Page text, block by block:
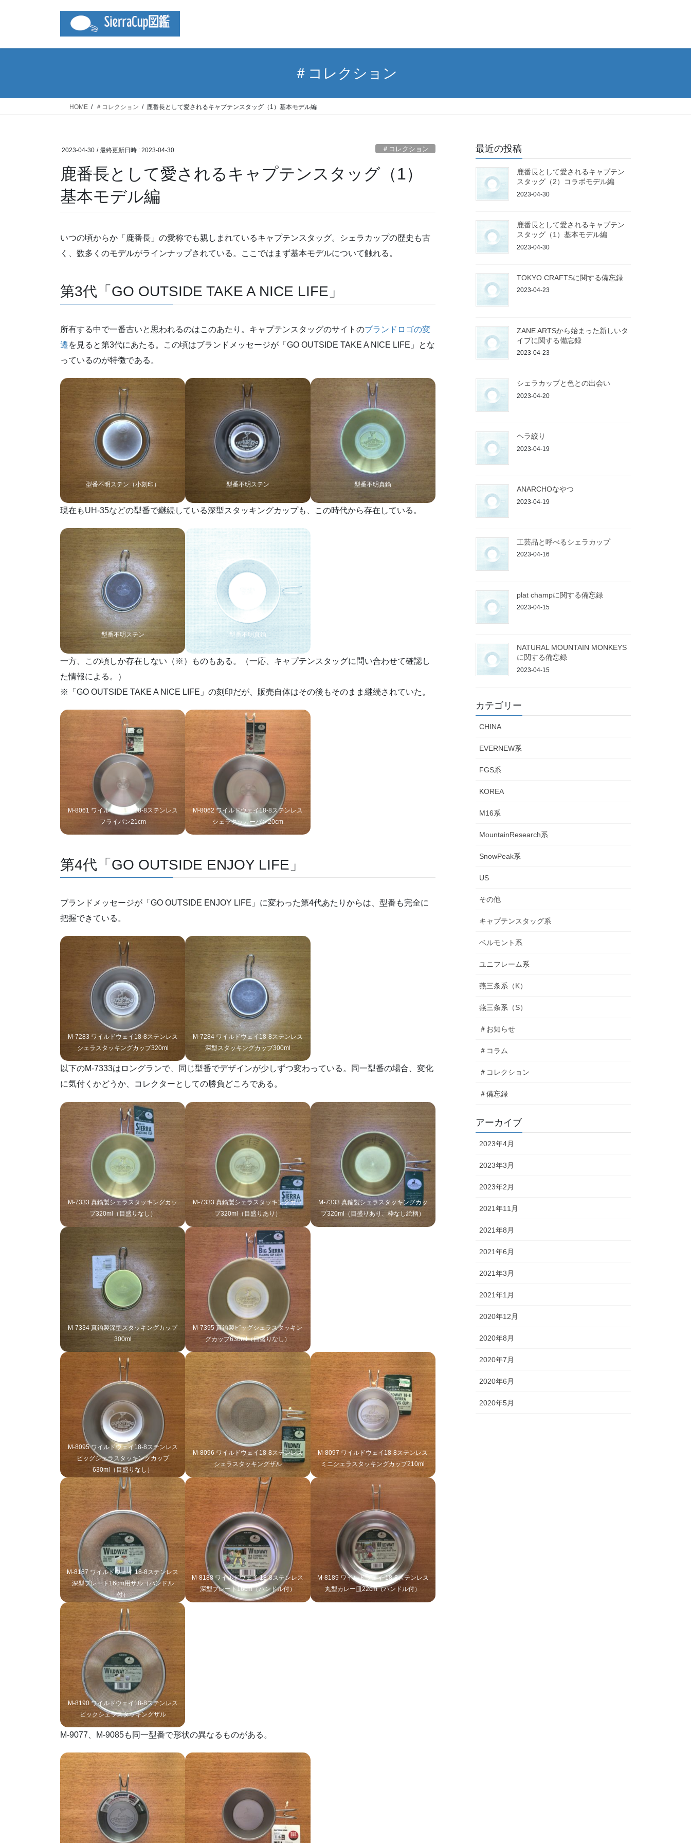
＃コレクション
HOME ＃コレクション 鹿番長として愛されるキャプテンスタッグ（1）基本モデル編
2023-04-30 / 最終更新日時 : 2023-04-30 ＃コレクション
鹿番長として愛されるキャプテンスタッグ（1）
基本モデル編
いつの頃からか「鹿番長」の愛称でも親しまれているキャプテンスタッグ。シェラカップの歴史も古
く、数多くのモデルがラインナップされている。ここではまず基本モデルについて触れる。
第3代「GO OUTSIDE TAKE A NICE LIFE」
所有する中で一番古いと思われるのはこのあたり。キャプテンスタッグのサイトのブランドロゴの変
遷を見ると第3代にあたる。この頃はブランドメッセージが「GO OUTSIDE TAKE A NICE LIFE」とな
っているのが特徴である。
型番不明ステン（小刻印） 型番不明ステン 型番不明真鍮
現在もUH-35などの型番で継続している深型スタッキングカップも、この時代から存在している。
型番不明ステン 型番不明真鍮
一方、この頃しか存在しない（※）ものもある。（一応、キャプテンスタッグに問い合わせて確認し
た情報による。）
※「GO OUTSIDE TAKE A NICE LIFE」の刻印だが、販売自体はその後もそのまま継続されていた。
M-8061 ワイルドウェイ18-8ステンレス
フライパン21cm
M-8062 ワイルドウェイ18-8ステンレス
シェラクッカーパン20cm
第4代「GO OUTSIDE ENJOY LIFE」
ブランドメッセージが「GO OUTSIDE ENJOY LIFE」に変わった第4代あたりからは、型番も完全に
把握できている。
M-7283 ワイルドウェイ18-8ステンレス
シェラスタッキングカップ320ml
M-7284 ワイルドウェイ18-8ステンレス
深型スタッキングカップ300ml
以下のM-7333はロングランで、同じ型番でデザインが少しずつ変わっている。同一型番の場合、変化
に気付くかどうか、コレクターとしての勝負どころである。
M-7333 真鍮製シェラスタッキングカッ
プ320ml（目盛りなし）
M-7333 真鍮製シェラスタッキングカッ
プ320ml（目盛りあり）
M-7333 真鍮製シェラスタッキングカッ
プ320ml（目盛りあり、枠なし絵柄）
M-7334 真鍮製深型スタッキングカップ
300ml
M-7395 真鍮製ビッグシェラスタッキン
グカップ630ml（目盛りなし）
M-8095 ワイルドウェイ18-8ステンレス
ビッグシェラスタッキングカップ
630ml（目盛りなし）
M-8096 ワイルドウェイ18-8ステンレス
シェラスタッキングザル
M-8097 ワイルドウェイ18-8ステンレス
ミニシェラスタッキングカップ210ml
M-8187 ワイルドウェイ 18-8ステンレス
深型プレート16cm用ザル（ハンドル
付）
M-8188 ワイルドウェイ 18-8ステンレス
深型プレート16cm（ハンドル付）
M-8189 ワイルドウェイ 18-8ステンレス
丸型カレー皿22cm（ハンドル付）
M-8190 ワイルドウェイ18-8ステンレス
ビックシェラスタッキングザル
M-9077、M-9085も同一型番で形状の異なるものがある。
最近の投稿
鹿番長として愛されるキャプテン
スタッグ（2）コラボモデル編
2023-04-30
鹿番長として愛されるキャプテン
スタッグ（1）基本モデル編
2023-04-30
TOKYO CRAFTSに関する備忘録
2023-04-23
ZANE ARTSから始まった新しいタ
イプに関する備忘録
2023-04-23
シェラカップと色との出会い
2023-04-20
ヘラ絞り
2023-04-19
ANARCHOなやつ
2023-04-19
工芸品と呼べるシェラカップ
2023-04-16
plat champに関する備忘録
2023-04-15
NATURAL MOUNTAIN MONKEYS
に関する備忘録
2023-04-15
カテゴリー
CHINA
EVERNEW系
FGS系
KOREA
M16系
MountainResearch系
SnowPeak系
US
その他
キャプテンスタッグ系
ベルモント系
ユニフレーム系
燕三条系（K）
燕三条系（S）
＃お知らせ
＃コラム
＃コレクション
＃備忘録
アーカイブ
2023年4月
2023年3月
2023年2月
2021年11月
2021年8月
2021年6月
2021年3月
2021年1月
2020年12月
2020年8月
2020年7月
2020年6月
2020年5月